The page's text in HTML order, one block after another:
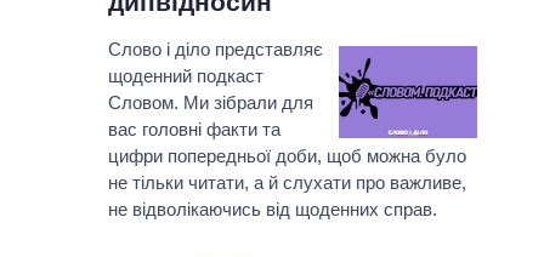
Слово і діло представляє
щоденний подкаст
Словом. Ми зібрали для
вас головні факти та
цифри попередньої доби, щоб можна було
не тільки читати, а й слухати про важливе,
не відволікаючись від щоденних справ.